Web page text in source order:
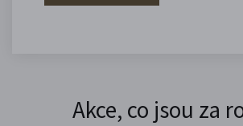
Akce, co jsou za